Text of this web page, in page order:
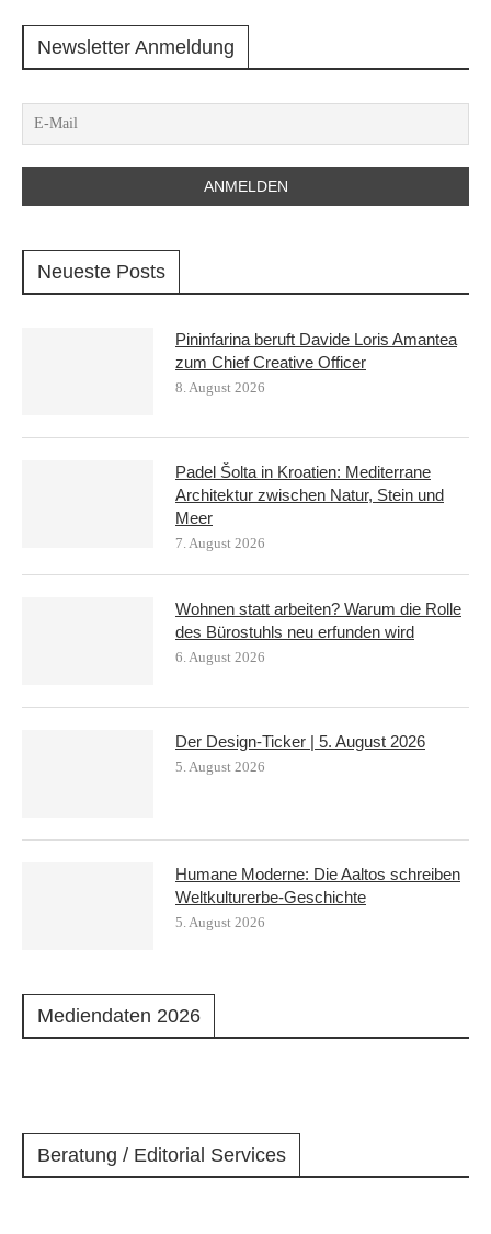
Newsletter Anmeldung
Neueste Posts
Pininfarina beruft Davide Loris Amantea
zum Chief Creative Officer
8. August 2026
Padel Šolta in Kroatien: Mediterrane
Architektur zwischen Natur, Stein und
Meer
7. August 2026
Wohnen statt arbeiten? Warum die Rolle
des Bürostuhls neu erfunden wird
6. August 2026
Der Design-Ticker | 5. August 2026
5. August 2026
Humane Moderne: Die Aaltos schreiben
Weltkulturerbe-Geschichte
5. August 2026
Mediendaten 2026
Beratung / Editorial Services